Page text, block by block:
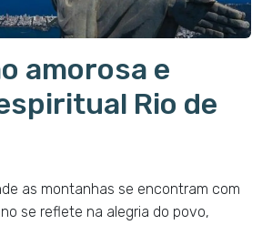
amorosa e
Rio de
as montanhas se encontram com
se reflete na alegria do povo,